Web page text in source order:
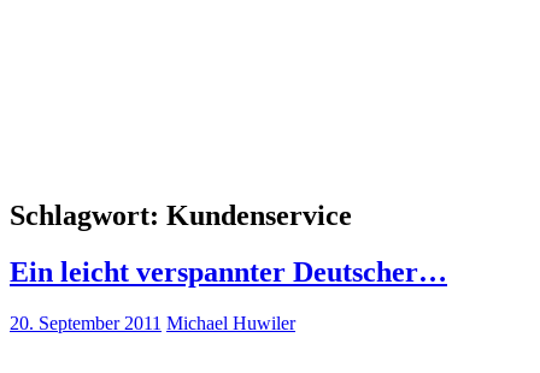
Schlagwort: Kundenservice
Ein leicht verspannter Deutscher…
20. September 2011 Michael Huwiler